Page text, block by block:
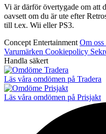
Vi är därför övertygade om att
oavsett om du är ute efter
till t.ex. Wii eller PS3.
Concept Entertainment Om oss
Varumärken Cookiepolicy
Handla säkert
Läs våra omdömen på Tradera
Läs våra omdömen på Prisjakt